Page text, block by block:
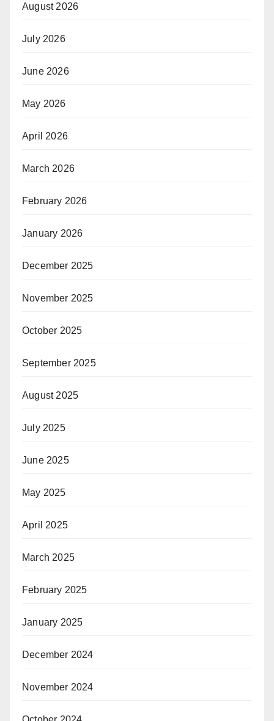
August 2026
July 2026
June 2026
May 2026
April 2026
March 2026
February 2026
January 2026
December 2025
November 2025
October 2025
September 2025
August 2025
July 2025
June 2025
May 2025
April 2025
March 2025
February 2025
January 2025
December 2024
November 2024